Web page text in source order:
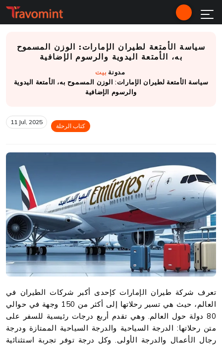
سياسة الأمتعة لطيران الإمارات: الوزن المسموح
به، الأمتعة اليدوية والرسوم الإضافية
بيت مدونة
سياسة الأمتعة لطيران الإمارات: الوزن المسموح به، الأمتعة اليدوية
والرسوم الإضافية
11 Jul, 2025
كتاب الرحلة
تعرف شركة طيران الإمارات كإحدى أكبر شركات الطيران في
العالم، حيث هي تسير رحلاتها إلى أكثر من 150 وجهة في حوالي
80 دولة حول العالم. وهي تقدم أربع درجات رئيسية للسفر على
متن رحلاتها: الدرجة السياحية والدرجة السياحية الممتازة ودرجة
رجال الأعمال والدرجة الأولى. وكل درجة توفر تجربة استثنائية